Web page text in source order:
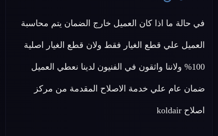
في حالة ما اذا كان العميل خارج الضمان يتم محاسبة
العميل علي قطع الغيار فقط ولان قطع الغيار اصلية
100% ولاننا واثقون في الفنيون لدينا نعطي العميل
ضمان عام علي خدمة الاصلاح المقدمة من مركز
اصلاح koldair